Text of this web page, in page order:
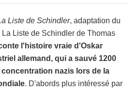
Liste de Schindler, adaptation du
Liste de Schindler de Thomas
l'histoire vraie d'Oskar
allemand, qui a sauvé 1200
nazis lors de la
. D'abords plus intéressé par